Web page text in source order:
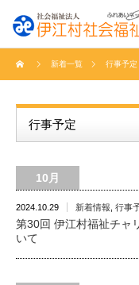
新着一覧 行事予定
行事予定
10月
2024.10.29 新着情報 行事
第30回 伊江村福祉チャ
いて